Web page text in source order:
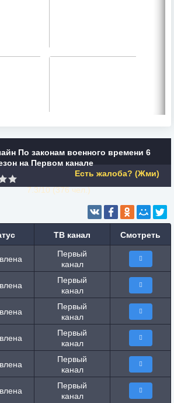
По законам военного времени 6
на Первом канале
Есть жалоба? (Жми)
7.3/10 (376чел.)
ТВ канал
Смотреть
Первый
канал
Первый
канал
Первый
канал
Первый
канал
Первый
канал
Первый
канал